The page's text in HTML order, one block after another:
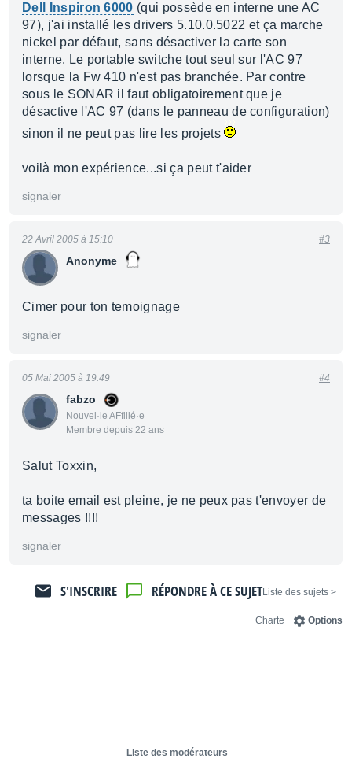
Dell Inspiron 6000 (qui possède en interne une AC
97), j'ai installé les drivers 5.10.0.5022 et ça marche
nickel par défaut, sans désactiver la carte son
interne. Le portable switche tout seul sur l'AC 97
lorsque la Fw 410 n'est pas branchée. Par contre
sous le SONAR il faut obligatoirement que je
désactive l'AC 97 (dans le panneau de configuration)
sinon il ne peut pas lire les projets
voilà mon expérience...si ça peut t'aider
signaler
Anonyme
22 Avril 2005 à 15:10 #3
Cimer pour ton temoignage
signaler
fabzo
Nouvel·le AFfilié·e
Membre depuis 22 ans
05 Mai 2005 à 19:49 #4
Salut Toxxin,
ta boite email est pleine, je ne peux pas t'envoyer de
messages !!!!
signaler
< Liste des sujets
RÉPONDRE À CE SUJET
S'INSCRIRE
Options
Charte
Liste des modérateurs